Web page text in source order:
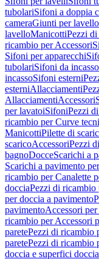
tubolariSifoni a doppia
cameraGiunti per lavello
lavelloManicottiPezzi
ricambio per Accessori
Sifoni per apparecchi
tubolariSifoni da incasso
incassoSifoni esterni
esterniAllacciamenti
AllacciamentiAccessori
per lavatoiSifoniPezzi
ricambio per Curve
ManicottiPilette di
scaricoAccessoriPezzi
bagnoDocceScarichi a
Scarichi a pavimento
ricambio per Canalette
docciaPezzi di ricambio
per doccia a pavimento
pavimentoAccessori
ricambio per Accessori
paretePezzi di ricambio
paretePezzi di ricambio
doccia e superfici doccia